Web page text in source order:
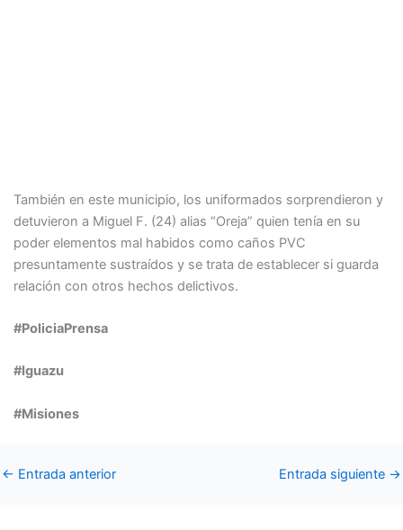
También en este municipio, los uniformados sorprendieron y
detuvieron a Miguel F. (24) alias “Oreja” quien tenía en su
poder elementos mal habidos como caños PVC
presuntamente sustraídos y se trata de establecer si guarda
relación con otros hechos delictivos.
#PoliciaPrensa
#Iguazu
#Misiones
← Entrada anterior Entrada siguiente →